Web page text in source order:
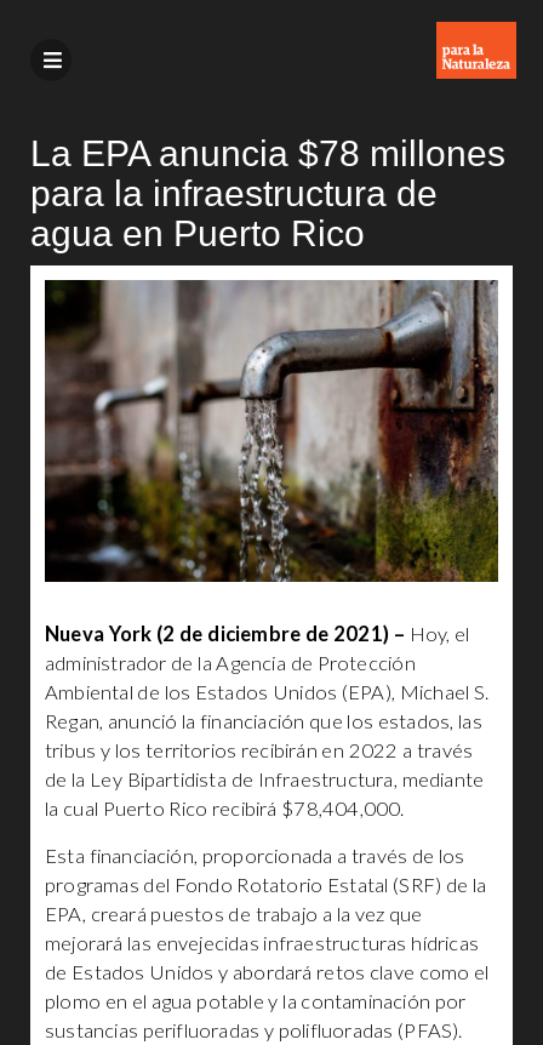
La EPA anuncia $78 millones
para la infraestructura de
agua en Puerto Rico
Nueva York (2 de diciembre de 2021) – Hoy, el
administrador de la Agencia de Protección
Ambiental de los Estados Unidos (EPA), Michael S.
Regan, anunció la financiación que los estados, las
tribus y los territorios recibirán en 2022 a través
de la Ley Bipartidista de Infraestructura, mediante
la cual Puerto Rico recibirá $78,404,000.
Esta financiación, proporcionada a través de los
programas del Fondo Rotatorio Estatal (SRF) de la
EPA, creará puestos de trabajo a la vez que
mejorará las envejecidas infraestructuras hídricas
de Estados Unidos y abordará retos clave como el
plomo en el agua potable y la contaminación por
sustancias perifluoradas y polifluoradas (PFAS).